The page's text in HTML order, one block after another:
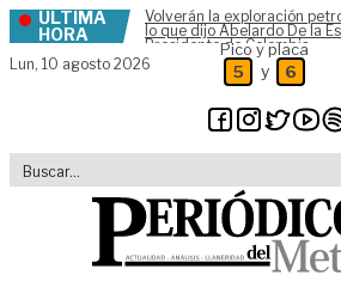
Skip to content
ÚLTIMA
HORA
Volverán la exploración
lo que dijo Abelardo De la
Presidente de Colombia
Lun, 10 agosto 2026
Pico y placa
5 y 6